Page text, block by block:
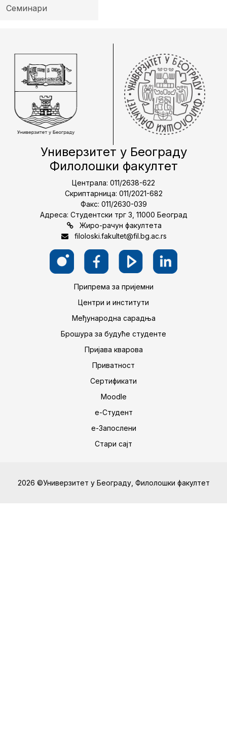
Семинари
Универзитет у Београду
Филолошки факултет
Централа: 011/2638-622
Скриптарница: 011/2021-682
Факс: 011/2630-039
Адреса: Студентски трг 3, 11000 Београд
Жиро-рачун факултета
filoloski.fakultet@fil.bg.ac.rs
Припрема за пријемни
Центри и институти
Међународна сарадња
Брошура за будуће студенте
Пријава кварова
Приватност
Сертификати
Moodle
е-Студент
е-Запослени
Стари сајт
2026 ©Универзитет у Београду, Филолошки факултет